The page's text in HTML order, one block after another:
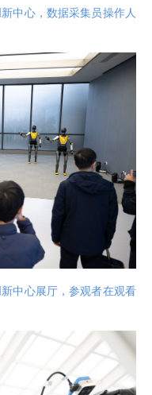
中心，数据采集员操作人
中心展厅，参观者在观看